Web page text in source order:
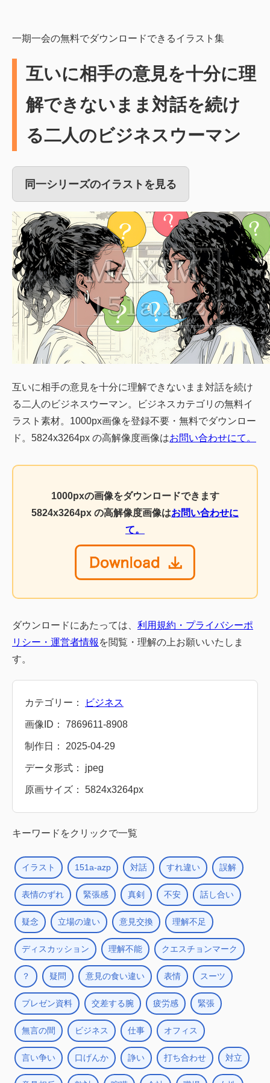
一期一会の無料でダウンロードできるイラスト集
互いに相手の意見を十分に理
解できないまま対話を続け
る二人のビジネスウーマン
同一シリーズのイラストを見る
互いに相手の意見を十分に理解できないまま対話を続け
る二人のビジネスウーマン。ビジネスカテゴリの無料イ
ラスト素材。1000px画像を登録不要・無料でダウンロー
ド。5824x3264px の高解像度画像はお問い合わせにて。
1000pxの画像をダウンロードできます
5824x3264px の高解像度画像はお問い合わせに
て。
ダウンロードにあたっては、 利用規約・プライバシーポ
リシー・運営者情報 を閲覧・理解の上お願いいたしま
す。
カテゴリー： ビジネス
画像ID： 7869611-8908
制作日： 2025-04-29
データ形式： jpeg
原画サイズ： 5824x3264px
キーワードをクリックで一覧
イラスト 151a-azp 対話 すれ違い 誤解
表情のずれ 緊張感 真剣 不安 話し合い
疑念 立場の違い 意見交換 理解不足
ディスカッション 理解不能 クエスチョンマーク
？ 疑問 意見の食い違い 表情 スーツ
プレゼン資料 交差する腕 疲労感 緊張
無言の間 ビジネス 仕事 オフィス
言い争い 口げんか 諍い 打ち合わせ 対立